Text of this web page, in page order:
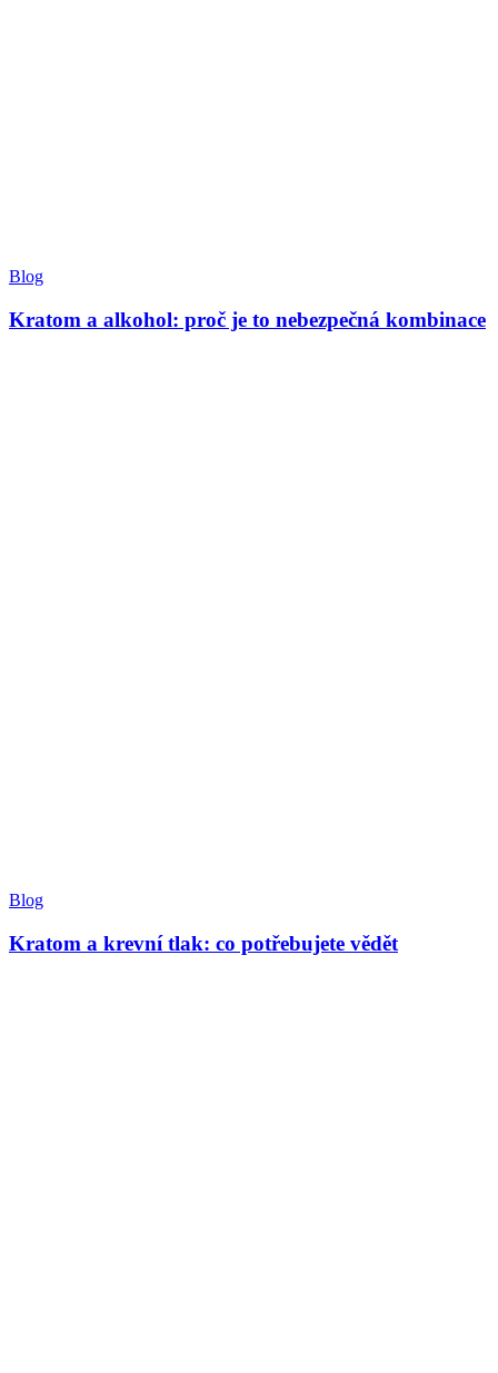
Blog
Kratom a alkohol: proč je to nebezpečná kombinace
Blog
Kratom a krevní tlak: co potřebujete vědět